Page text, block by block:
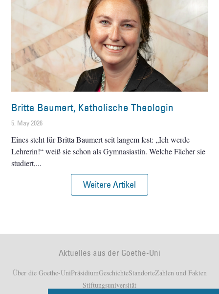
Britta Baumert, Katholische Theologin
5. May 2026
Eines steht für Britta Baumert seit langem fest: „Ich werde
Lehrerin!“ weiß sie schon als Gymnasiastin. Welche Fächer sie
studiert,
Weitere Artikel
Aktuelles aus der Goethe-Uni
Über die Goethe-UniPräsidiumGeschichteStandorteZahlen und Fakten
Stiftungsuniversität